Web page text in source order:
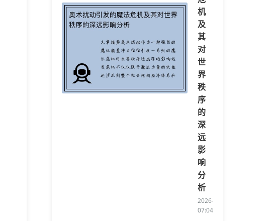
机
及
其
对
世
界
秩
序
的
深
远
影
响
分
析
2026-08-06
07:04:59/li>